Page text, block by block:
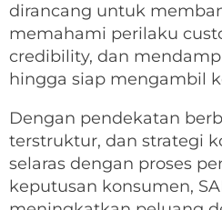
dirancang untuk
memahami perilaku
credibility, dan
hingga siap mengambil
Dengan pendekatan
terstruktur, dan strategi
selaras dengan proses
keputusan konsumen,